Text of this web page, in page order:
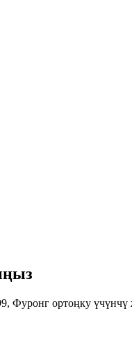
Фуронг ортоңку